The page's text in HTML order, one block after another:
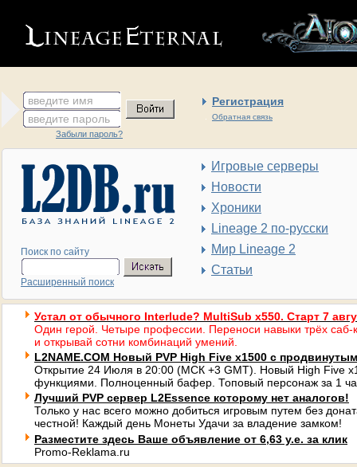
введите имя Регистрация
Обратная связь
введите пароль
Забыли пароль?
Поиск по сайту
Расширенный поиск
Игровые серверы
Новости
Хроники
Lineage 2 по-русски
Мир Lineage 2
Статьи
Устал от обычного Interlude? MultiSub x550. Старт 7
Один герой. Четыре профессии. Переноси навыки трёх саб-
и открывай сотни комбинаций умений.
L2NAME.COM Новый PVP High Five x1500 с
Открытие 24 Июля в 20:00 (МСК +3 GMT). Новый High Five
функциями. Полноценный бафер. Топовый персонаж за 1
Лучший PVP сервер L2Essence которому нет аналогов!
Только у нас всего можно добиться игровым путем без
честной! Каждый день Монеты Удачи за владение замком!
Разместите здесь Ваше объявление от 6,63 у.е. за клик
Promo-Reklama.ru